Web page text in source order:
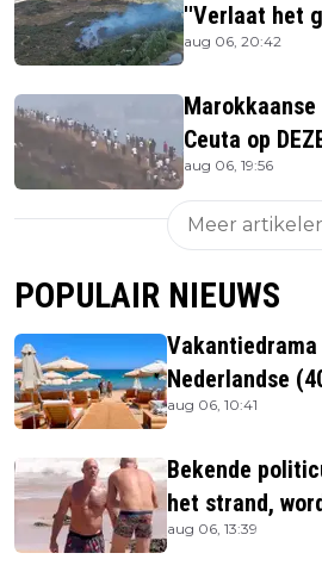
''Verlaat het
aug 06, 20:42
Ceuta op
bestormen
aug 06, 19:56
Meer
POPULAIR NIEUWS
Nederlandse
aug 06, 10:41
Bekende
het strand,
aug 06, 13:39